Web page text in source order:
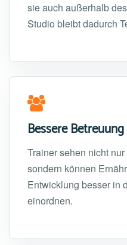
sie auch außerhalb
Studio bleibt dadurch
Bessere Betreuung
Trainer sehen nicht
sondern können
Entwicklung besser in
einordnen.